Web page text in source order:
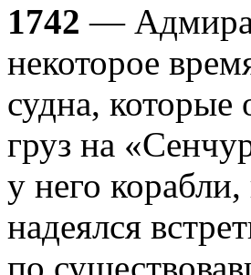
1742 —
некоторое
судна, которые
груз на
у него
надеялся
по